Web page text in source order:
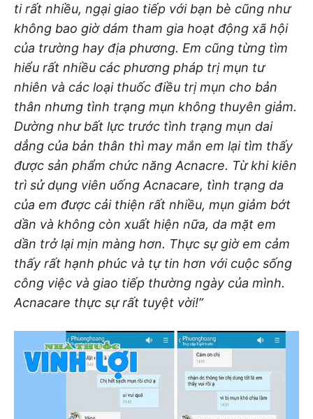
ti rất nhiều, ngại giao tiếp với bạn bè cũng như
không bao giờ dám tham gia hoạt động xã hội
của trường hay địa phương. Em cũng từng tìm
hiểu rất nhiều các phương pháp trị mụn tư
nhiên và các loại thuốc điều trị mụn cho bản
thân nhưng tình trạng mụn không thuyên giảm.
Dường như bất lực trước tình trạng mụn dai
dẳng của bản thân thì may mắn em lại tìm thấy
được sản phẩm chức năng Acnacre. Từ khi kiên
trì sử dụng viên uống Acnacare, tình trạng da
của em được cải thiện rất nhiều, mụn giảm bớt
dần và không còn xuất hiện nữa, da mặt em
dần trở lại mịn màng hơn. Thực sự giờ em cảm
thấy rất hạnh phúc và tự tin hơn với cuộc sống
công việc và giao tiếp thường ngày của mình.
Acnacare thực sự rất tuyệt vời!”